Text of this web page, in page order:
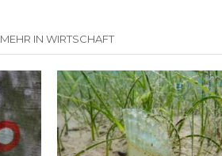
MEHR IN WIRTSCHAFT